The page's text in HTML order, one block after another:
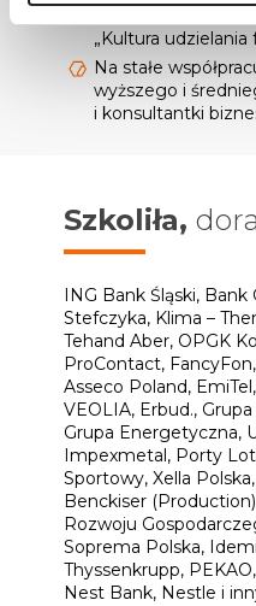
„Kultura udzielania
Na stałe
wyższego i
i konsultantki
Szkoliła,
ING Bank Śląski, Bank
Stefczyka, Klima –
Tehand Aber, OPGK
ProContact,
Asseco Poland,
VEOLIA, Erbud.,
Grupa Energetyczna,
Impexmetal, Porty
Sportowy, Xella
Benckiser
Rozwoju
Soprema Polska,
Thyssenkrupp,
Nest Bank, Nestle i